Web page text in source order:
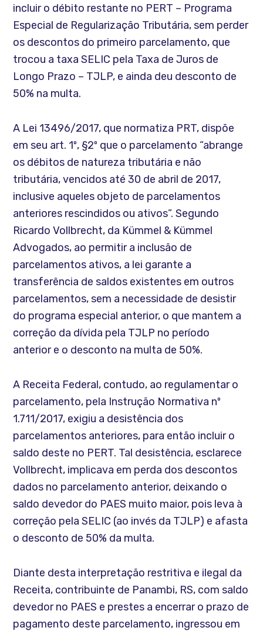
incluir o débito restante no PERT – Programa
Especial de Regularização Tributária, sem perder
os descontos do primeiro parcelamento, que
trocou a taxa SELIC pela Taxa de Juros de
Longo Prazo – TJLP, e ainda deu desconto de
50% na multa.
A Lei 13496/2017, que normatiza PRT, dispõe
em seu art. 1º, §2º que o parcelamento “abrange
os débitos de natureza tributária e não
tributária, vencidos até 30 de abril de 2017,
inclusive aqueles objeto de parcelamentos
anteriores rescindidos ou ativos”. Segundo
Ricardo Vollbrecht, da Kümmel & Kümmel
Advogados, ao permitir a inclusão de
parcelamentos ativos, a lei garante a
transferência de saldos existentes em outros
parcelamentos, sem a necessidade de desistir
do programa especial anterior, o que mantem a
correção da dívida pela TJLP no período
anterior e o desconto na multa de 50%.
A Receita Federal, contudo, ao regulamentar o
parcelamento, pela Instrução Normativa nº
1.711/2017, exigiu a desistência dos
parcelamentos anteriores, para então incluir o
saldo deste no PERT. Tal desistência, esclarece
Vollbrecht, implicava em perda dos descontos
dados no parcelamento anterior, deixando o
saldo devedor do PAES muito maior, pois leva à
correção pela SELIC (ao invés da TJLP) e afasta
o desconto de 50% da multa.
Diante desta interpretação restritiva e ilegal da
Receita, contribuinte de Panambi, RS, com saldo
devedor no PAES e prestes a encerrar o prazo de
pagamento deste parcelamento, ingressou em